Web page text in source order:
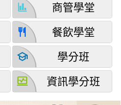
finance 商管學堂
restaurant 餐飲學堂
school 學分班
browse_activity 資訊學分班